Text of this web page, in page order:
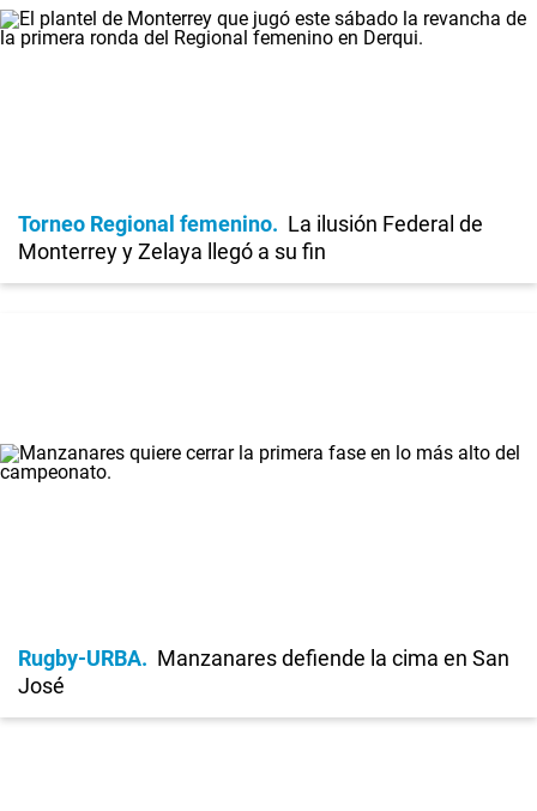
Torneo Regional femenino
La ilusión Federal de
Monterrey y Zelaya llegó a su fin
Rugby-URBA
Manzanares defiende la cima en San
José